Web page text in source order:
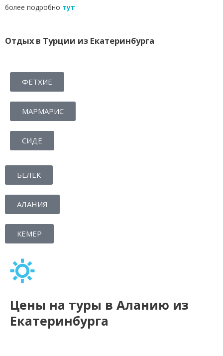
более подробно тут
Отдых в Турции из Екатеринбурга
ФЕТХИЕ
МАРМАРИС
СИДЕ
БЕЛЕК
АЛАНИЯ
КЕМЕР
Цены на туры в Аланию из
Екатеринбурга